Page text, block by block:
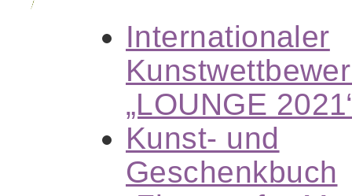
Internationaler
„LOUNGE
Kunst- und
Geschenkbuch